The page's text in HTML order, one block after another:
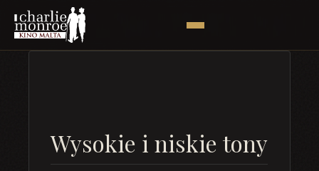
Wysokie i niskie tony